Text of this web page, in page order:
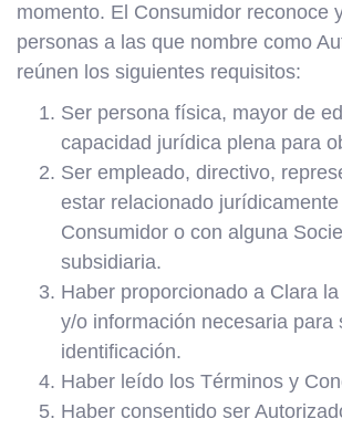
momento. El Consumidor reconoce
personas a las que nombre como
reúnen los siguientes requisitos:
Ser persona física, mayor de
capacidad jurídica plena para
Ser empleado, directivo,
estar relacionado jurídicamente
Consumidor o con alguna
subsidiaria.
Haber proporcionado a Clara
y/o información necesaria para
identificación.
Haber leído los Términos y
Haber consentido ser